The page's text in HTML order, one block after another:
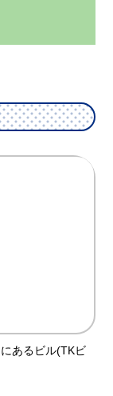
にあるビル(TKビ